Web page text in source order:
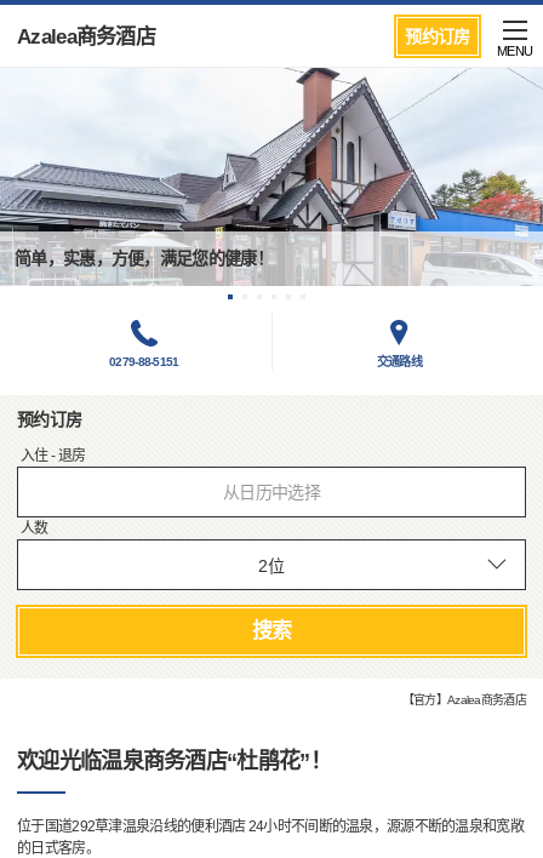
预约订房
Azalea商务酒店
MENU
简单，实惠，方便，满足您的健康！
0279-88-5151 交通路线
预约订房
入住 - 退房
从日历中选择
人数
搜索
【官方】Azalea商务酒店
欢迎光临温泉商务酒店“杜鹃花”！
位于国道292草津温泉沿线的便利酒店 24小时不间断的温泉，源源不断的温泉和宽敞
的日式客房。